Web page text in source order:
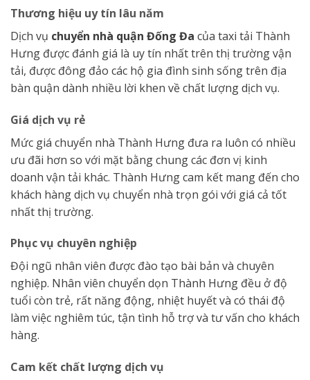
Thương hiệu uy tín lâu năm
Dịch vụ chuyển nhà quận Đống Đa của taxi tải Thành
Hưng được đánh giá là uy tín nhất trên thị trường vận
tải, được đông đảo các hộ gia đình sinh sống trên địa
bàn quận dành nhiều lời khen về chất lượng dịch vụ.
Giá dịch vụ rẻ
Mức giá chuyển nhà Thành Hưng đưa ra luôn có nhiều
ưu đãi hơn so với mặt bằng chung các đơn vị kinh
doanh vận tải khác. Thành Hưng cam kết mang đến cho
khách hàng dịch vụ chuyển nhà trọn gói với giá cả tốt
nhất thị trường.
Phục vụ chuyên nghiệp
Đội ngũ nhân viên được đào tạo bài bản và chuyên
nghiệp. Nhân viên chuyển dọn Thành Hưng đều ở độ
tuổi còn trẻ, rất năng động, nhiệt huyết và có thái độ
làm việc nghiêm túc, tận tình hỗ trợ và tư vấn cho khách
hàng.
Cam kết chất lượng dịch vụ